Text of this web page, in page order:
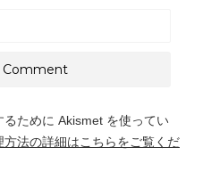
ために Akismet を使ってい
方法の詳細はこちらをご覧くだ